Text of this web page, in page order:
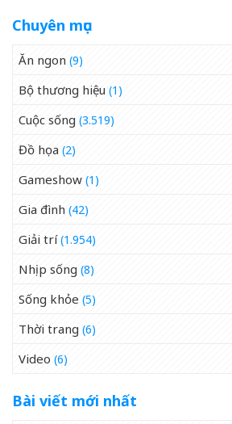
Chuyên mục
Ăn ngon (9)
Bộ thương hiệu (1)
Cuộc sống (3.519)
Đồ họa (2)
Gameshow (1)
Gia đình (42)
Giải trí(1.954)
Nhịp sống (8)
Sống khỏe (5)
Thời trang (6)
Video (6)
Bài viết mới nhất